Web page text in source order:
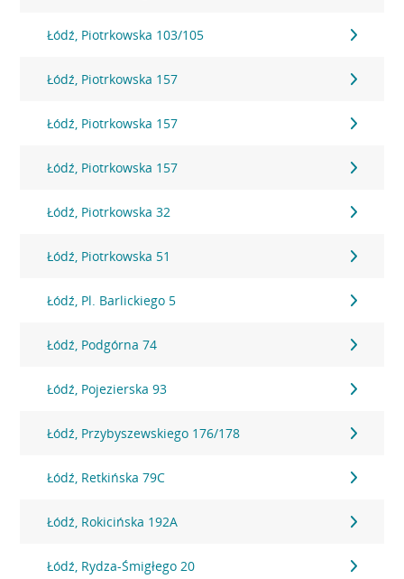
Łódź, Piotrkowska 103/105
Łódź, Piotrkowska 157
Łódź, Piotrkowska 157
Łódź, Piotrkowska 157
Łódź, Piotrkowska 32
Łódź, Piotrkowska 51
Łódź, Pl. Barlickiego 5
Łódź, Podgórna 74
Łódź, Pojezierska 93
Łódź, Przybyszewskiego 176/178
Łódź, Retkińska 79C
Łódź, Rokicińska 192A
Łódź, Rydza-Śmigłego 20